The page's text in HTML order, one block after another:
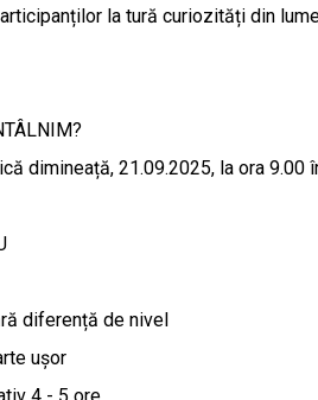
la tură curiozități din
dimineață, 21.09.2025, la ora
diferență de nivel
ușor